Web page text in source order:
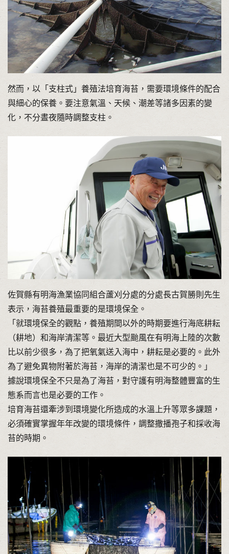
然而，以「支柱式」養殖法培育海苔，需要環境條件的配合
與細心的保養。要注意氣溫、天候、潮差等諸多因素的變
化，不分晝夜隨時調整支柱。
佐賀縣有明海漁業協同組合蘆刈分處的分處長古賀勝則先生
表示，海苔養殖最重要的是環境保全。
「就環境保全的觀點，養殖期間以外的時期要進行海底耕耘
（耕地）和海岸清潔等。最近大型颱風在有明海上陸的次數
比以前少很多，為了把氧氣送入海中，耕耘是必要的。此外
為了避免異物附著於海苔，海岸的清潔也是不可少的。」
據說環境保全不只是為了海苔，對守護有明海整體豐富的生
態系而言也是必要的工作。
培育海苔還牽涉到環境變化所造成的水溫上升等眾多課題，
必須確實掌握年年改變的環境條件，調整撒播孢子和採收海
苔的時期。